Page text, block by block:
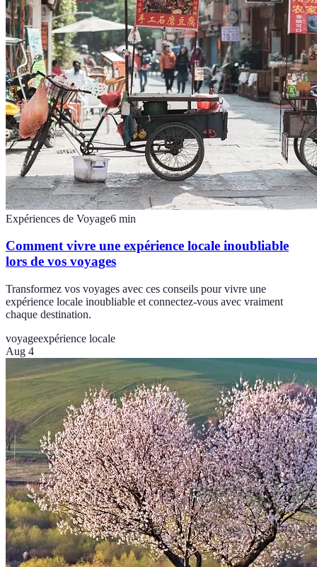
Expériences de Voyage6 min
Comment vivre une expérience locale inoubliable
lors de vos voyages
Transformez vos voyages avec ces conseils pour vivre une
expérience locale inoubliable et connectez-vous avec vraiment
chaque destination.
voyageexpérience locale
Aug 4